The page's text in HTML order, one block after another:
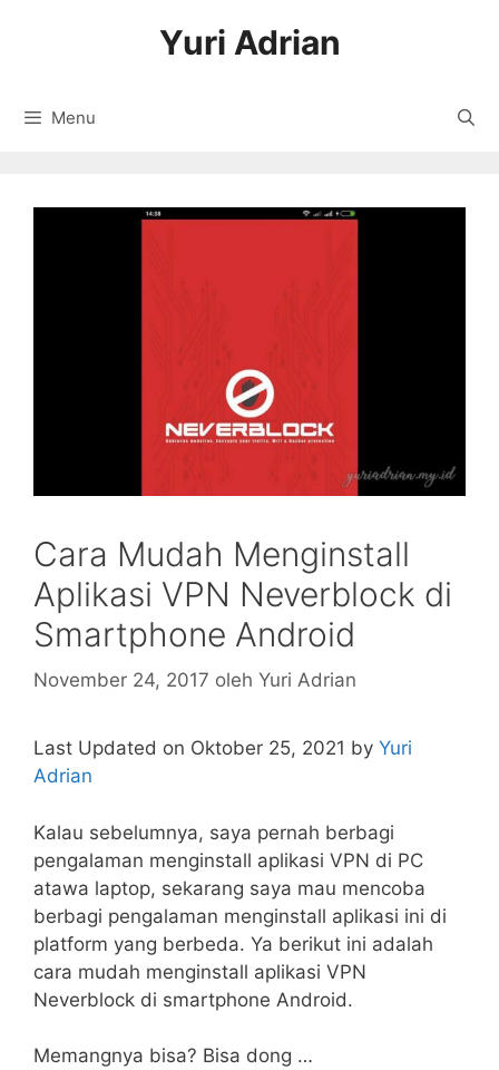
Yuri Adrian
Menu
Cara Mudah Menginstall
Aplikasi VPN Neverblock di
Smartphone Android
November 24, 2017 oleh Yuri Adrian
Last Updated on Oktober 25, 2021 by Yuri
Adrian
Kalau sebelumnya, saya pernah berbagi
pengalaman menginstall aplikasi VPN di PC
atawa laptop, sekarang saya mau mencoba
berbagi pengalaman menginstall aplikasi ini di
platform yang berbeda. Ya berikut ini adalah
cara mudah menginstall aplikasi VPN
Neverblock di smartphone Android.
Memangnya bisa? Bisa dong …